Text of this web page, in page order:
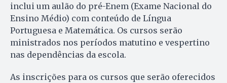
inclui um aulão do pré-Enem (Exame Nacional do
Ensino Médio) com conteúdo de Língua
Portuguesa e Matemática. Os cursos serão
ministrados nos períodos matutino e vespertino
nas dependências da escola.
As inscrições para os cursos que serão oferecidos